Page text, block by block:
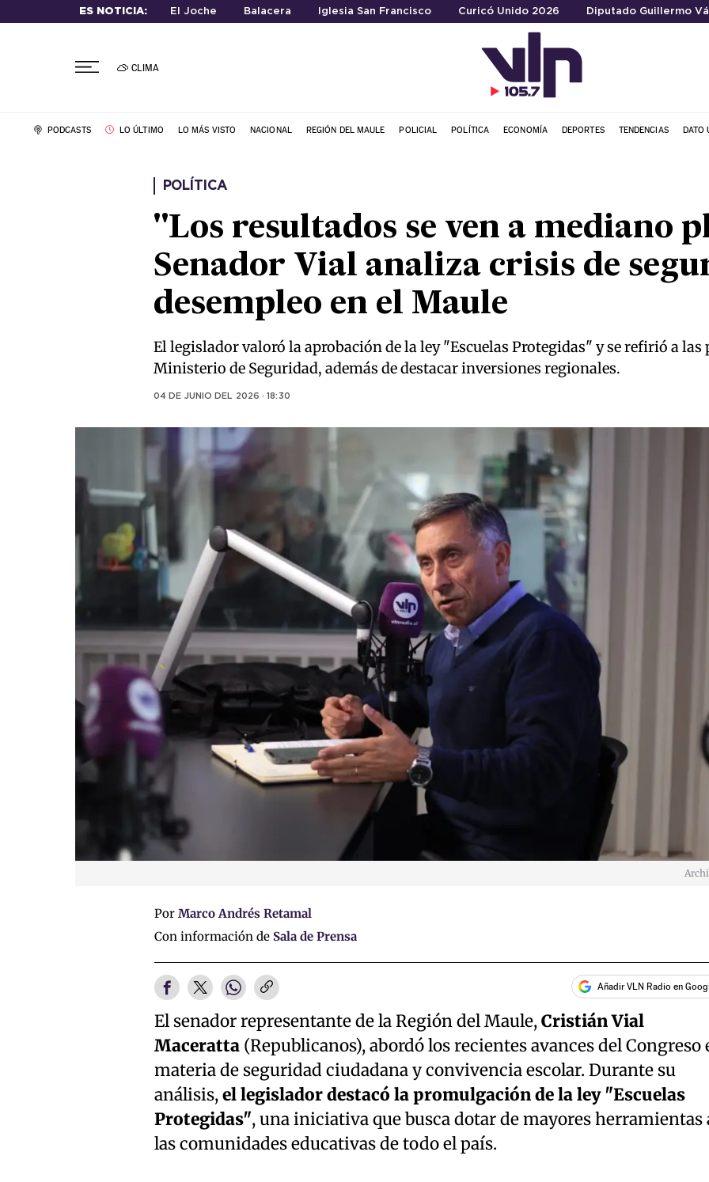
ES NOTICIA: El Joche Balacera Iglesia San Francisco Curicó Unido 2026 Diputado Guillermo
CLIMA
PODCASTS LO ÚLTIMO LO MÁS VISTO NACIONAL REGIÓN DEL MAULE POLICIAL POLÍTICA ECONOMÍA DEPORTES TENDENCIAS DATO
POLÍTICA
"Los resultados se ven a mediano
Senador Vial analiza crisis de
desempleo en el Maule
El legislador valoró la aprobación de la ley "Escuelas Protegidas" y se refirió a
Ministerio de Seguridad, además de destacar inversiones regionales.
04 DE JUNIO DEL 2026 · 18:30
Por Marco Andrés Retamal
Con información de Sala de Prensa
Añadir VLN Radio en
El senador representante de la Región del Maule,Cristián Vial
Maceratta(Republicanos), abordó los recientes avances del Congreso
materia de seguridad ciudadana y convivencia escolar. Durante su
análisis,el legislador destacó la promulgación de la ley "Escuelas
Protegidas", una iniciativa que busca dotar de mayores herramientas
las comunidades educativas de todo el país.